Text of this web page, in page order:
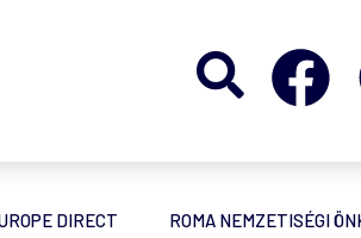
DIRECT ROMA NEMZETISÉGI